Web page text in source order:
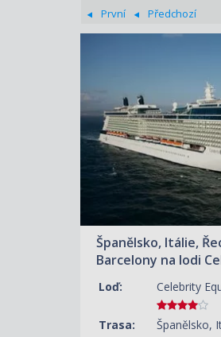
První Předchozí
Španělsko, Itálie,
Barcelony na lodi
Loď: Celebrity
Trasa:
Španělsko,
(1